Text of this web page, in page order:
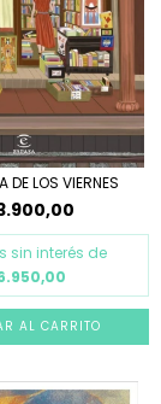
DE LOS VIERNES
sin interés de